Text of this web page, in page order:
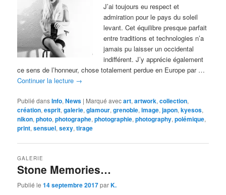
J’ai toujours eu respect et
admiration pour le pays du soleil
levant. Cet équilibre presque parfait
entre traditions et technologies n’a
jamais pu laisser un occidental
indifférent. J’y apprécie également
ce sens de l’honneur, chose totalement perdue en Europe par …
Continuer la lecture →
Publié dansInfo,News | Marqué avecart,artwork,collection,
création,esprit,galerie,glamour,grenoble,image,japon,kyesos,
nikon,photo,photographe,photographie,photography,polémique,
print,sensuel,sexy,tirage
Stone Memories…
GALERIE
Publié le14 septembre 2017parK.